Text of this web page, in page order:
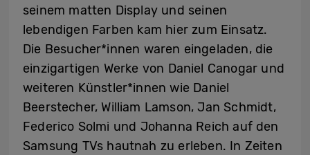
seinem matten Display und seinen
lebendigen Farben kam hier zum Einsatz.
Die Besucher*innen waren eingeladen, die
einzigartigen Werke von Daniel Canogar und
weiteren Künstler*innen wie Daniel
Beerstecher, William Lamson, Jan Schmidt,
Federico Solmi und Johanna Reich auf den
Samsung TVs hautnah zu erleben. In Zeiten